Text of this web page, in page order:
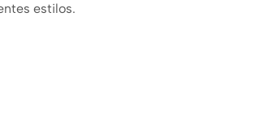
estilos.